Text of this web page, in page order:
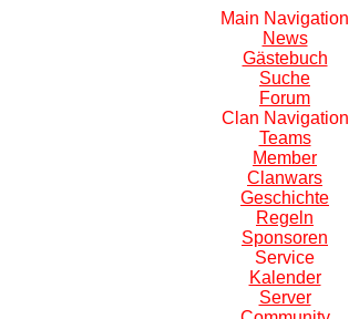
Main Navigation
News
Gästebuch
Suche
Forum
Clan Navigation
Teams
Member
Clanwars
Geschichte
Regeln
Sponsoren
Service
Kalender
Server